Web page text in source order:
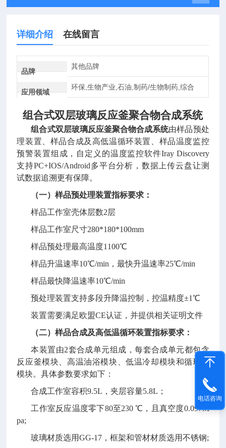
详细介绍 在线留言
品牌
其他品牌
应用领域
环保,生物产业,石油,制药/生物制药,综合
组合式双层玻璃反应釜聚合物合成系统
组合式双层玻璃反应釜聚合物合成系统由样品预处
理装置、样品合成及高低温循环装置、样品温度监控
预警装置组成，自定义的温度监控软件Iray Discovery
支持PC+IOS/Android多平台分析，数据上传云盘让测
试数据追溯更有保障。
（一）样品预处理装置指标要求：
样品工作室壳体层数2层
样品工作室尺寸280*180*100mm
样品预处理最高温度1100℃
样品升温速率10℃/min，最快升温速率25℃/min
样品最快降温速率10℃/min
预处理装置支持多段升降温控制，控温精度±1℃
装置需要满足欧盟CE认证，并提供相关证明文件
（二）样品合成及高低温循环装置指标要求：
本装置由2套合成单元组成，每套合成单元都包含
反应釜模块、高温油浴模块、低温冷却模块和循环泵
模块。具体参数要求如下：
合成工作室容积9.5L，夹层容量5.8L；
工作室反应温度零下80至230 ℃，且真空度0.097M
pa;
玻璃材质选用GG-17，框架和管材材质选用不锈钢;
电话咨询